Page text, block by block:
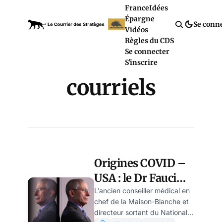
FranceIdées
Épargne
Vidéos
Règles du CDS
Se connecter
S'inscrire
Se
courriels
Origines COVID –
USA : le Dr Fauci
bientôt au banc des
accusés ?
L’ancien conseiller médical en
chef de la Maison-Blanche et
directeur sortant du National